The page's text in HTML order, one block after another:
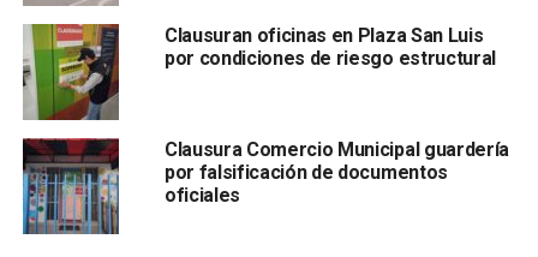
El funcionario municipal aseguró que debido a la falta de
inspectores en la Dirección de Comercio provoca que
algunos comercios funcionen de manera irregular,
que dijo que es fundamental que la ciudadanía
Clausuran oficinas en Plaza San Luis
por condiciones de riesgo estructural
Clausura Comercio Municipal guardería
por falsificación de documentos
oficiales